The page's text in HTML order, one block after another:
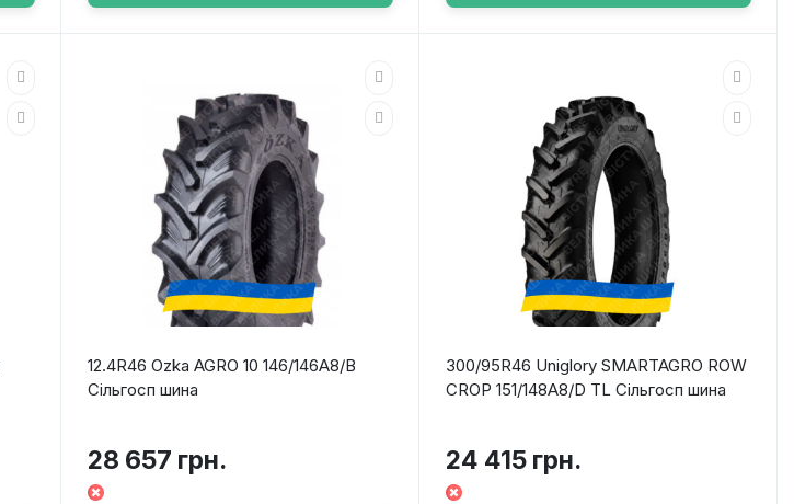
12.4R46 Ozka AGRO 10 146/146A8/B
Сільгосп шина
28 657 грн.
300/95R46 Uniglory SMARTAGRO ROW
CROP 151/148A8/D TL Сільгосп шина
24 415 грн.